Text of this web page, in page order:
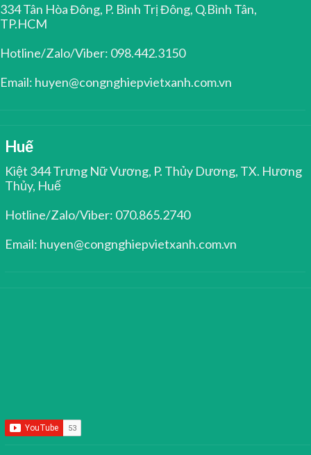
334 Tân Hòa Đông, P. Bình Trị Đông, Q.Bình Tân,
TP.HCM
Hotline/Zalo/Viber: 098.442.3150
Email: huyen@congnghiepvietxanh.com.vn
Huế
Kiệt 344 Trưng Nữ Vương, P. Thủy Dương, TX. Hương
Thủy, Huế
Hotline/Zalo/Viber: 070.865.2740
Email: huyen@congnghiepvietxanh.com.vn